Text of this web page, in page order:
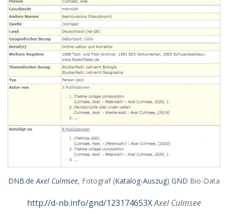
DNB.de Axel Culmsee, Fotograf (Katalog-Auszug) GND Bio-Data
http://d-nb.info/gnd/123174653XAxel Culmsee